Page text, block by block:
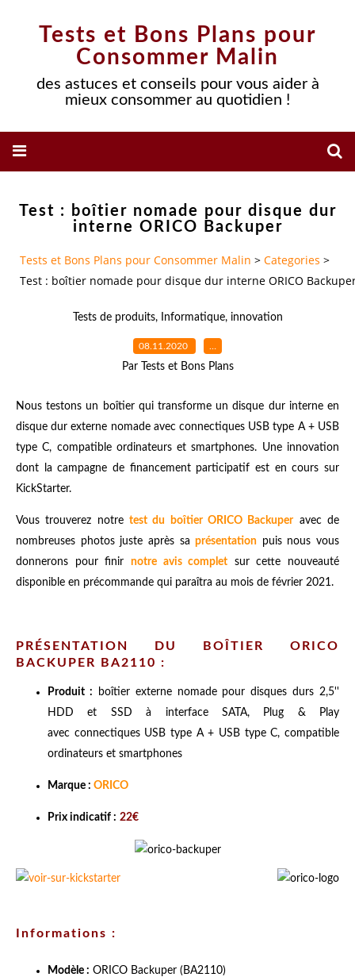
Tests et Bons Plans pour
Consommer Malin
des astuces et conseils pour vous aider à
mieux consommer au quotidien !
Test : boîtier nomade pour disque dur
interne ORICO Backuper
Tests et Bons Plans pour Consommer Malin > Categories >
Test : boîtier nomade pour disque dur interne ORICO
Tests de produits, Informatique, innovation
08.11.2020 …
Par Tests et Bons Plans
Nous testons un boîtier qui transforme un disque dur interne en
disque dur externe nomade avec connectiques USB type A + USB
type C, compatible ordinateurs et smartphones. Une innovation
dont la campagne de financement participatif est en cours sur
KickStarter.
Vous trouverez notre test du boîtier ORICO Backuperavec de
nombreuses photos juste après saprésentation puis nous vous
donnerons pour finir notre avis complet sur cette nouveauté
disponible en précommande qui paraîtra au mois de février 2021.
PRÉSENTATION DU BOÎTIER ORICO
BACKUPER BA2110 :
Produit : boîtier externe nomade pour disques durs 2,5''
HDD et SSD à interface SATA, Plug & Play
avec connectiques USB type A + USB type C, compatible
ordinateurs et smartphones
Marque : ORICO
Prix indicatif : 22€
Informations :
Modèle : ORICO Backuper (BA2110)